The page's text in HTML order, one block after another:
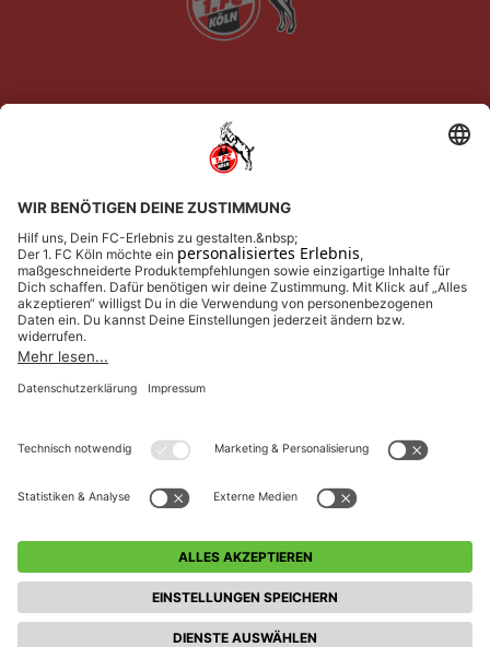
Newsletter-Anmeldung
FAQ
AGB
Datenschutz
Kontakt
Cookie-Einstellungen
Barrierefreiheit
© 1. FC KÖLN GMBH & CO. KGAA2026– ALLE RECHTE VORBEHALTEN.